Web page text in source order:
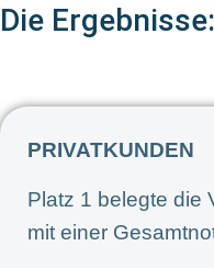
Die Ergebnisse:
PRIVATKUNDEN
Platz 1 belegte die
mit einer